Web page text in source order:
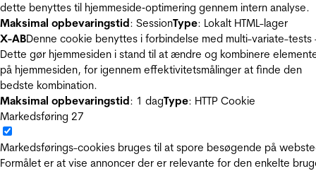
dette benyttes til hjemmeside‐optimering gennem intern analyse.
Maksimal opbevaringstid: SessionType: Lokalt HTML-lager
X-ABDenne cookie benyttes i forbindelse med multi-variate-tests
Dette gør hjemmesiden i stand til at ændre og kombinere
på hjemmesiden, for igennem effektivitetsmålinger at finde den
bedste kombination.
Maksimal opbevaringstid: 1 dagType: HTTP Cookie
Markedsføring 27
Markedsførings-cookies bruges til at spore besøgende på
Formålet er at vise annoncer der er relevante for den enkelte